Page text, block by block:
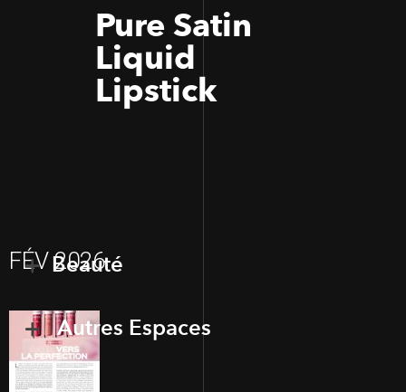
Pure Satin
Liquid
Lipstick
FÉV 2026
Beauté
Autres Espaces